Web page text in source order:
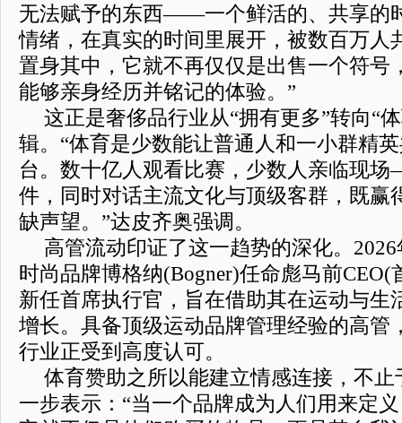
无法赋予的东西——一个鲜活的、共享的
情绪，在真实的时间里展开，被数百万人
置身其中，它就不再仅仅是出售一个符号
能够亲身经历并铭记的体验。”
这正是奢侈品行业从“拥有更多”转向“
辑。“体育是少数能让普通人和一小群精
台。数十亿人观看比赛，少数人亲临现
件，同时对话主流文化与顶级客群，既赢
缺声望。”达皮齐奥强调。
高管流动印证了这一趋势的深化。
时尚品牌博格纳(Bogner)任命彪马前
新任首席执行官，旨在借助其在运动与生
增长。具备顶级运动品牌管理经验的高管
行业正受到高度认可。
体育赞助之所以能建立情感连接，不止
一步表示：“当一个品牌成为人们用来定